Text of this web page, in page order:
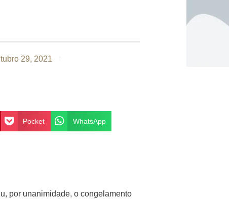
29, 2021
Pocket WhatsApp
por unanimidade, o congelamento